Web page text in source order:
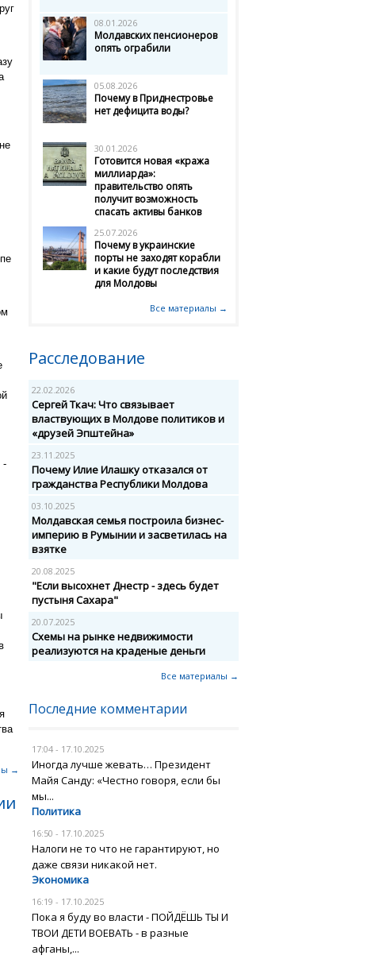
-
→
08.01.2026
Молдавских пенсионеров
опять ограбили
05.08.2026
Почему в Приднестровье
нет дефицита воды?
30.01.2026
Готовится новая «кража
миллиарда»:
правительство опять
получит возможность
спасать активы банков
25.07.2026
Почему в украинские
порты не заходят корабли
и какие будут последствия
для Молдовы
Все материалы →
Расследование
22.02.2026
Сергей Ткач: Что связывает
властвующих в Молдове политиков и
«друзей Эпштейна»
23.11.2025
Почему Илие Илашку отказался от
гражданства Республики Молдова
03.10.2025
Молдавская семья построила бизнес-
империю в Румынии и засветилась на
взятке
20.08.2025
"Если высохнет Днестр - здесь будет
пустыня Сахара"
20.07.2025
Схемы на рынке недвижимости
реализуются на краденые деньги
Все материалы →
Последние комментарии
17:04 - 17.10.2025
Иногда лучше жевать… Президент
Майя Санду: «Честно говоря, если бы
мы...
Политика
16:50 - 17.10.2025
Налоги не то что не гарантируют, но
даже связи никакой нет.
Экономика
16:19 - 17.10.2025
Пока я буду во власти - ПОЙДЁШЬ ТЫ И
ТВОИ ДЕТИ ВОЕВАТЬ - в разные
афганы,...